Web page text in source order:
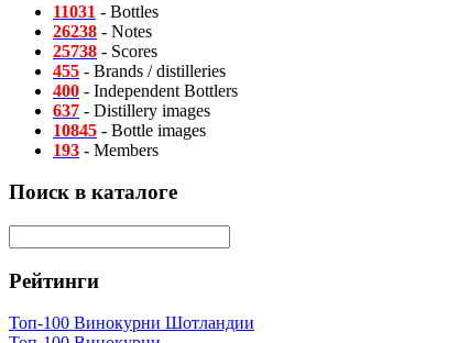
11031 - Bottles
26238 - Notes
25738 - Scores
455 - Brands / distilleries
400 - Independent Bottlers
637 - Distillery images
10845 - Bottle images
193 - Members
Поиск в каталоге
Рейтинги
Топ-100 Винокурни Шотландии